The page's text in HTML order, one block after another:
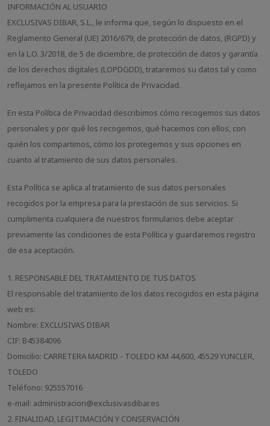
INFORMACIÓN AL USUARIO
EXCLUSIVAS DIBAR, S.L., le informa que, según lo dispuesto en el
Reglamento General (UE) 2016/679, de protección de datos, (RGPD) y
en la L.O. 3/2018, de 5 de diciembre, de protección de datos y garantía
de los derechos digitales (LOPDGDD), trataremos su datos tal y como
reflejamos en la presente Política de Privacidad.
En esta Política de Privacidad describimos cómo recogemos sus datos
personales y por qué los recogemos, qué hacemos con ellos, con
quién los compartimos, cómo los protegemos y sus opciones en
cuanto al tratamiento de sus datos personales.
Esta Política se aplica al tratamiento de sus datos personales
recogidos por la empresa para la prestación de sus servicios. Si
cumplimenta cualquiera de nuestros formularios debe aceptar
previamente las condiciones de esta Política y guardaremos registro
de esa aceptación.
1. RESPONSABLE DEL TRATAMIENTO DE TUS DATOS
El responsable del tratamiento de los datos recogidos en esta página
web es:
Nombre: EXCLUSIVAS DIBAR
CIF: B45384096
Domicilio: CARRETERA MADRID - TOLEDO KM 44,600, 45529 YUNCLER,
TOLEDO
Teléfono: 925557016
e-mail: administracion@exclusivasdibar.es
2. FINALIDAD, LEGITIMACIÓN Y CONSERVACIÓN